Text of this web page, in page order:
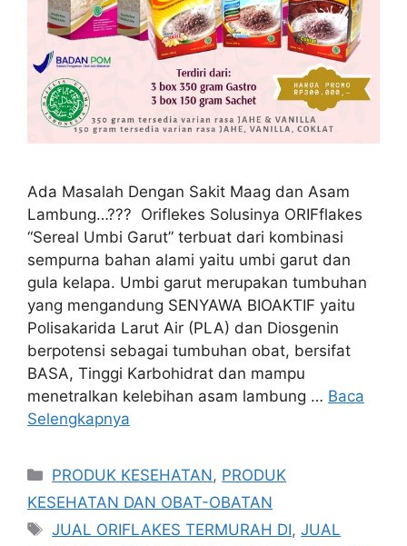
Ada Masalah Dengan Sakit Maag dan Asam
Lambung…??? Oriflekes Solusinya ORIFflakes
“Sereal Umbi Garut” terbuat dari kombinasi
sempurna bahan alami yaitu umbi garut dan
gula kelapa. Umbi garut merupakan tumbuhan
yang mengandung SENYAWA BIOAKTIF yaitu
Polisakarida Larut Air (PLA) dan Diosgenin
berpotensi sebagai tumbuhan obat, bersifat
BASA, Tinggi Karbohidrat dan mampu
menetralkan kelebihan asam lambung … Baca
Selengkapnya
Kategori
PRODUK KESEHATAN, PRODUK
KESEHATAN DAN OBAT-OBATAN
Tag
JUAL ORIFLAKES TERMURAH DI,JUAL